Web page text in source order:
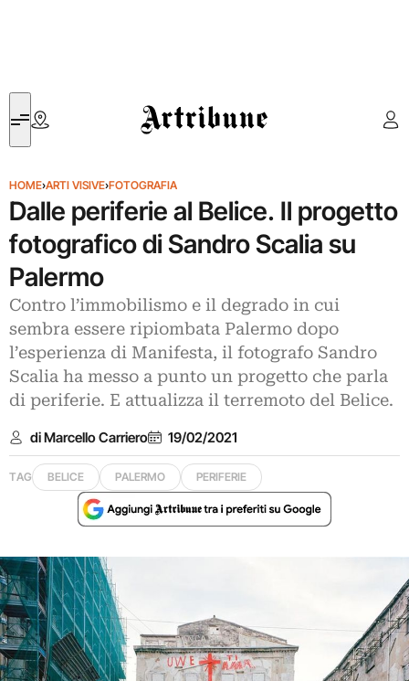
Artribune
HOME›ARTI VISIVE›FOTOGRAFIA
Dalle periferie al Belice. Il progetto
fotografico di Sandro Scalia su
Palermo
Contro l’immobilismo e il degrado in cui
sembra essere ripiombata Palermo dopo
l’esperienza di Manifesta, il fotografo Sandro
Scalia ha messo a punto un progetto che parla
di periferie. E attualizza il terremoto del Belice.
di Marcello Carriero 19/02/2021
TAG BELICE PALERMO PERIFERIE